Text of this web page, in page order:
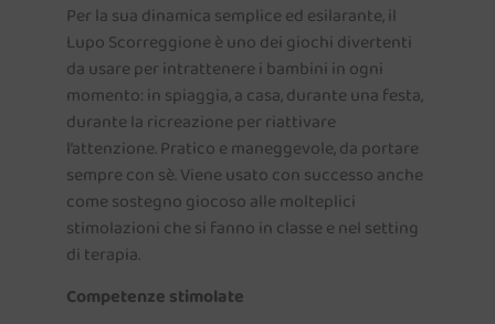
Per la sua dinamica semplice ed esilarante, il
Lupo Scorreggione è uno dei giochi divertenti
da usare per intrattenere i bambini in ogni
momento: in spiaggia, a casa, durante una festa,
durante la ricreazione per riattivare
l’attenzione. Pratico e maneggevole, da portare
sempre con sè. Viene usato con successo anche
come sostegno giocoso alle molteplici
stimolazioni che si fanno in classe e nel setting
di terapia.
Competenze stimolate